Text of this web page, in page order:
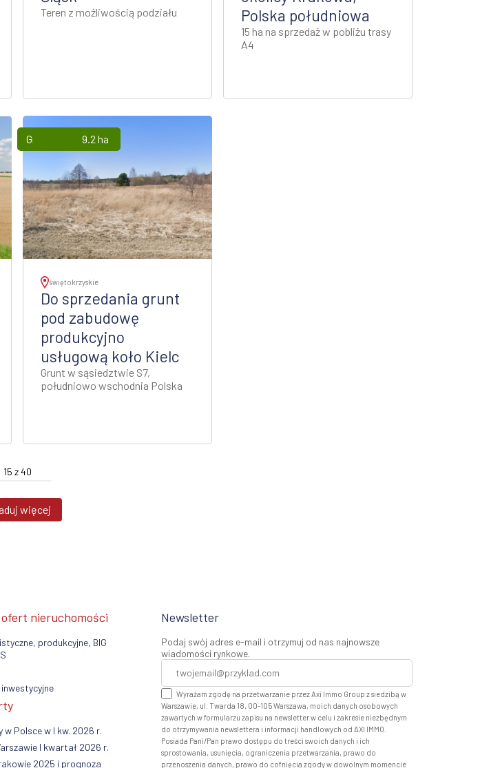
Teren z możliwością podziału
Polska południowa
15 ha na sprzedaż w pobliżu trasy
A4
Grunty 9.2 ha
świętokrzyskie
Do sprzedania grunt
pod zabudowę
produkcyjno
usługową koło Kielc
Grunt w sąsiedztwie S7,
południowo wschodnia Polska
15 z40
więcej
nieruchomości
produkcyjne, BIG
w Polsce w I kw. 2026 r.
I kwartał 2026 r.
2025 i prognoza
Newsletter
Podaj swój adres e-mail i otrzymuj od nas najnowsze
wiadomości rynkowe.
Wyrażam zgodę na przetwarzanie przez Axi Immo Group z siedzibą w
Warszawie, ul. Twarda 18, 00-105 Warszawa, moich danych osobowych
zawartych w formularzu zapisu na newsletter w celu i zakresie niezbędnym
do otrzymywania newslettera i informacji handlowych od AXI IMMO.
Posiada Pani/Pan prawo dostępu do treści swoich danych i ich
sprostowania, usunięcia, ograniczenia przetwarzania, prawo do
przenoszenia danych, prawo do cofnięcia zgody w dowolnym momencie